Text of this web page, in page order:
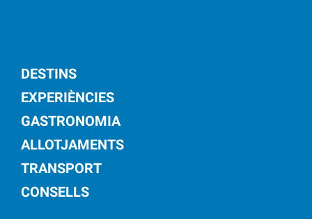
DESTINS
EXPERIÈNCIES
GASTRONOMIA
ALLOTJAMENTS
TRANSPORT
CONSELLS